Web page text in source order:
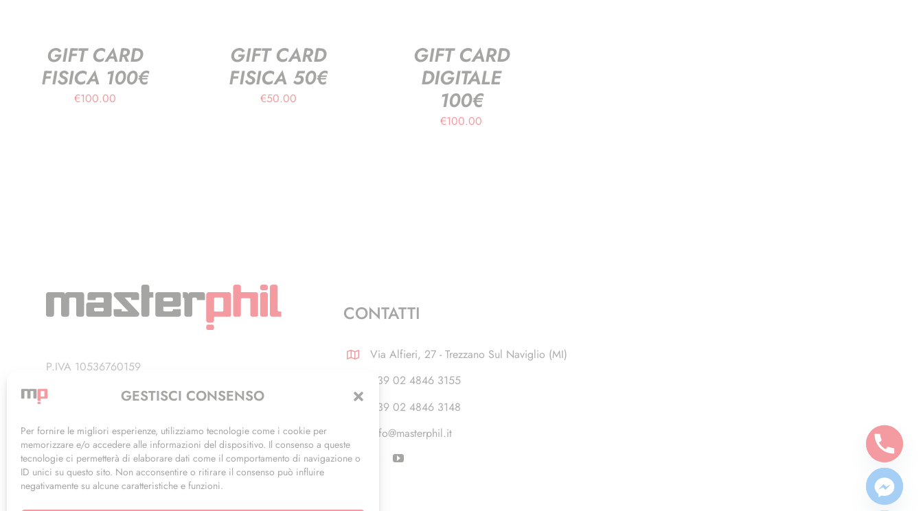
GESTISCI CONSENSO
Per fornire le migliori esperienze, utilizziamo tecnologie come i cookie per
memorizzare e/o accedere alle informazioni del dispositivo. Il consenso a queste
tecnologie ci permetterà di elaborare dati come il comportamento di navigazione o
ID unici su questo sito. Non acconsentire o ritirare il consenso può influire
negativamente su alcune caratteristiche e funzioni.
GIFT CARD
FISICA 100€
€100.00
GIFT CARD
FISICA 50€
€50.00
GIFT CARD
DIGITALE
100€
€100.00
P.IVA 10536760159
Privacy Policy
CONTATTI
Via Alfieri, 27 - Trezzano Sul Naviglio (MI)
+39 02 4846 3155
+39 02 4846 3148
info@masterphil.it